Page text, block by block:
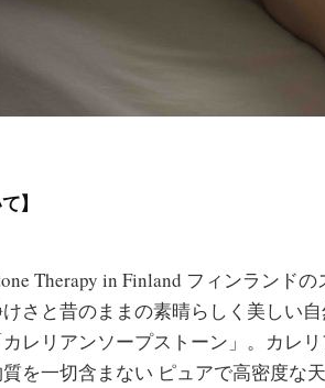
】
Therapy in Finland フィンランド
さと昔のままの素晴らしく美しい
レリアンソープストーン」。カレ
を一切含まない ピュアで高密度な